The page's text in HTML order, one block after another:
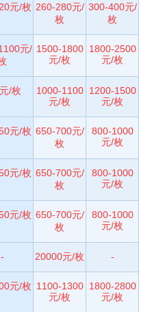
元/枚 260-280元/
枚
300-400元/
枚
元/ 1500-1800
元/枚
1800-2500
元/枚
/枚
1000-1100
元/枚
1200-1500
元/枚
元/枚 650-700元/
枚
800-1000
元/枚
元/枚 650-700元/
枚
800-1000
元/枚
元/枚 650-700元/
枚
800-1000
元/枚
- 20000元/枚 -
元/枚 1100-1300
元/枚
1800-2800
元/枚